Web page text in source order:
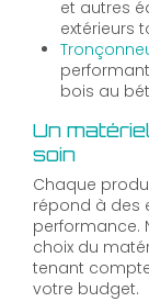
et autres
extérieurs
bois au
Un
soin
Chaque
répond à des
performance.
choix du
tenant
votre budget.